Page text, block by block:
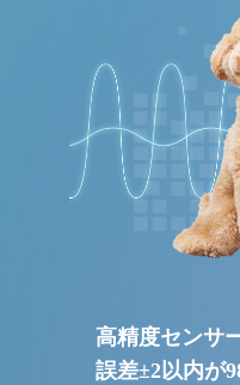
高精度センサ
誤差±2以内が